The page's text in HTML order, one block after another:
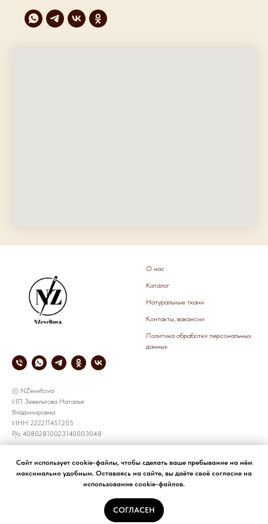
Сайт использует cookie-файлы, чтобы сделать ваше пребывание на нём
максимально удобным. Оставаясь на сайте, вы даёте своё согласие на
использование cookie-файлов.
СОГЛАСЕН
© NZeveltova
ИП Зевельтова Наталья
Владимировна
ИНН 222211451205
Р/с 40802810023140003048
О нас
Каталог
Натуральные ткани
Контакты, вакансии
Политика обработки персональных
данных
СОТРУДНИЧЕСТВО
все предложения принимаем по
КОРПОРАТИВНЫЕ ЗАКАЗЫ
+7 905 926 8783
e-mail: NZeveltova@yandex.ru